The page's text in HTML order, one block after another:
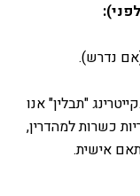
נדרש).
"תבלין" אנו
כשרות למהדרין,
אישית.